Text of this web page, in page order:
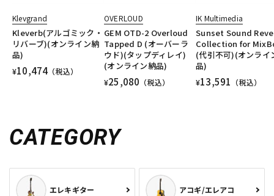
Klevgrand
Kleverb(アルゴミック・
リバーブ)(オンライン納
品)
¥10,474（税込）
OVERLOUD
GEM OTD-2 Overloud
Tapped D (オーバーラ
ウド)(タップディレイ)
(オンライン納品)
¥25,080 （税込）
IK Multimedia
Sunset Sound
Collection for
(代引不可)(オンライ
品)
¥13,591 （税込）
CATEGORY
エレキギター アコギ/エレアコ